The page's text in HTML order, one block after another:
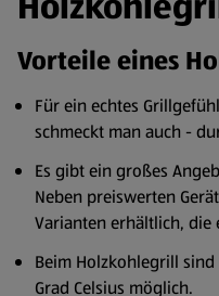
Vorteile eines
Für ein echtes
schmeckt man auch -
Es gibt ein großes
Neben preiswerten
Varianten erhältlich, die
Beim Holzkohlegrill
Grad Celsius möglich.